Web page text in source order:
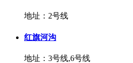
地址：2号线
红旗河沟
地址：3号线,6号线